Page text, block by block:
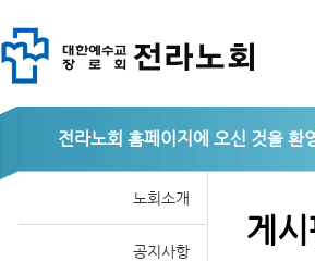
전라노회
노회소개
공지사항
게